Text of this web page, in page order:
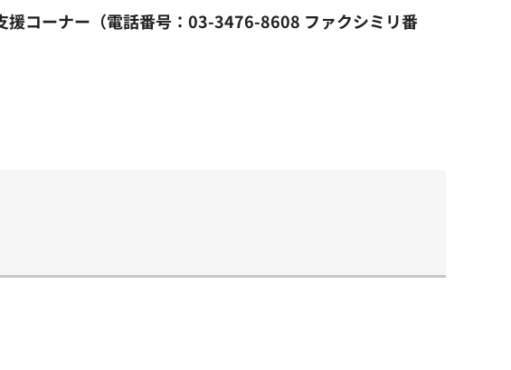
援コーナー（電話番号：03-3476-8608 ファクシミリ番